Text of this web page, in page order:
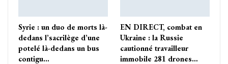
Syrie : un duo de morts là-
dedans l’sacrilège d’une
potelé là-dedans un bus
contigu…
EN DIRECT, combat en
Ukraine : la Russie
cautionné travailleur
immobile 281 drones…